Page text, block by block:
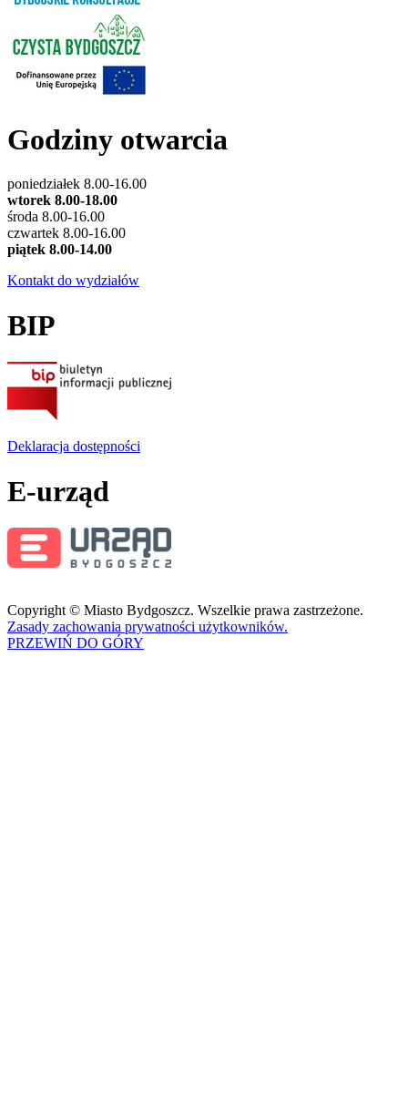
Godziny otwarcia
poniedziałek 8.00-16.00
wtorek 8.00-18.00
środa 8.00-16.00
czwartek 8.00-16.00
piątek 8.00-14.00
Kontakt do wydziałów
BIP
Deklaracja dostępności
E-urząd
Copyright © Miasto Bydgoszcz. Wszelkie prawa zastrzeżone.
Zasady zachowania prywatności użytkowników.
PRZEWIŃ DO GÓRY